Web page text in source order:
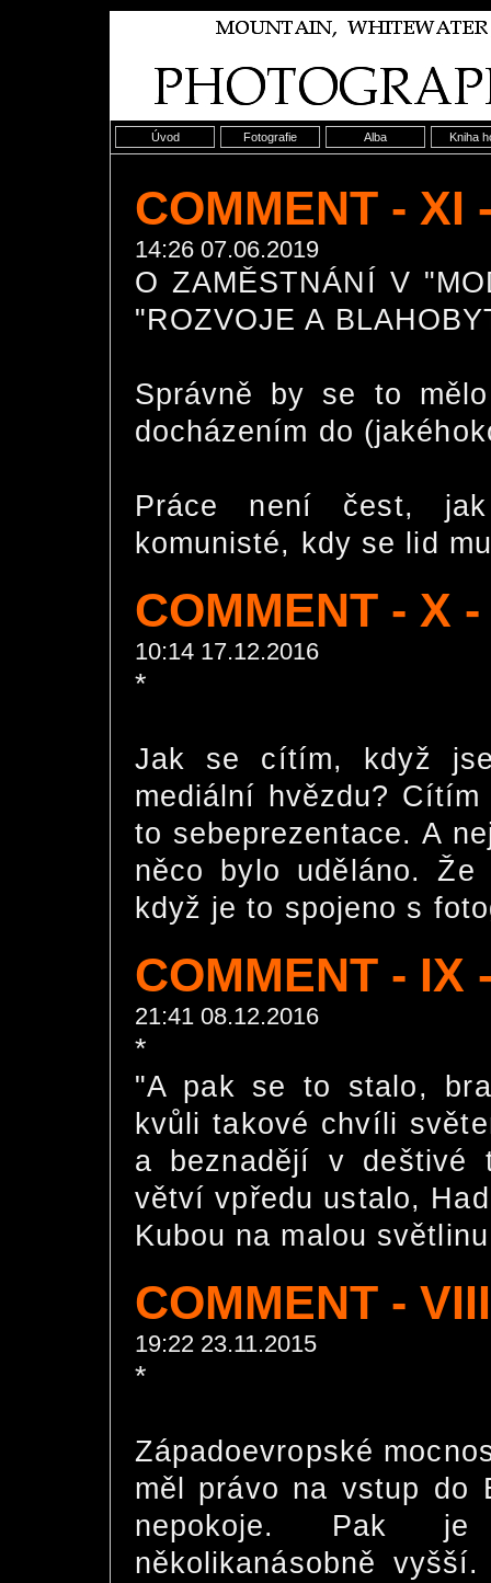
Úvod Fotografie Alba Kniha
COMMENT - XI
14:26 07.06.2019
O ZAMĚSTNÁNÍ V
"ROZVOJE A
Správně by se to
docházením do
Práce není čest,
komunisté, kdy se lid
COMMENT - X
10:14 17.12.2016
*
Jak se cítím, když
mediální hvězdu?
to sebeprezentace. A
něco bylo uděláno.
když je to spojeno s
COMMENT -
21:41 08.12.2016
*
"A pak se to stalo,
kvůli takové chvíli
a beznadějí v deštivé
větví vpředu ustalo,
Kubou na malou
COMMENT - VIII
19:22 23.11.2015
*
Západoevropské
měl právo na vstup do
nepokoje. Pak je
několikanásobně